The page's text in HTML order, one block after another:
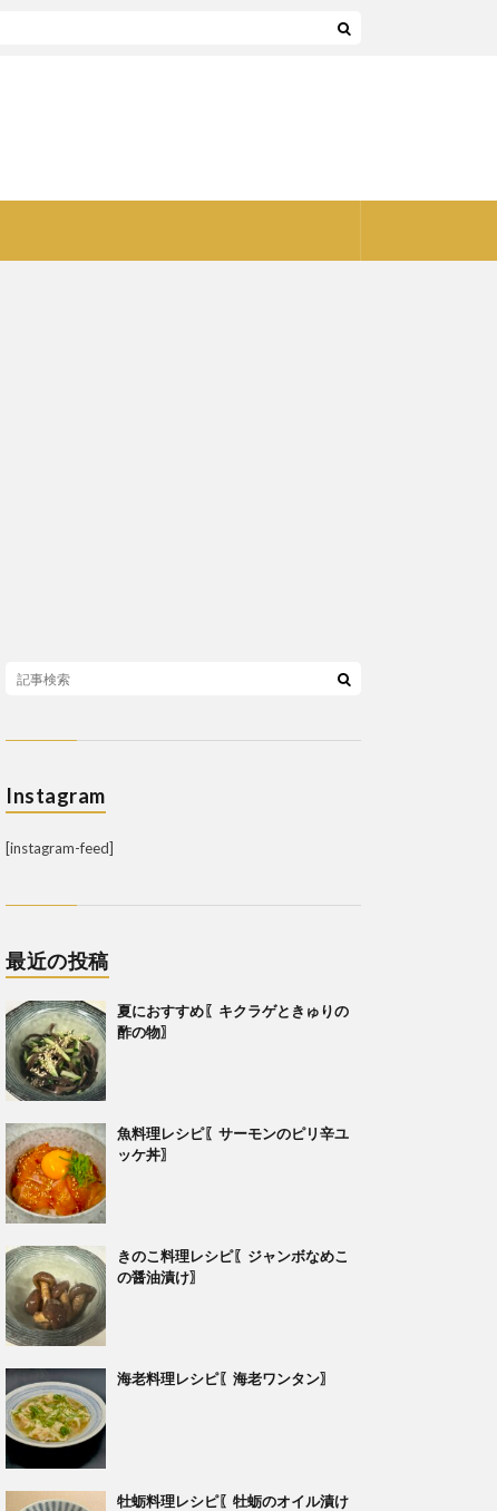
Instagram
[instagram-feed]
最近の投稿
夏におすすめ〖キクラゲときゅりの
酢の物〗
魚料理レシピ〖サーモンのピリ辛ユ
ッケ丼〗
きのこ料理レシピ〖ジャンボなめこ
の醤油漬け〗
海老料理レシピ〖海老ワンタン〗
牡蛎料理レシピ〖牡蛎のオイル漬け